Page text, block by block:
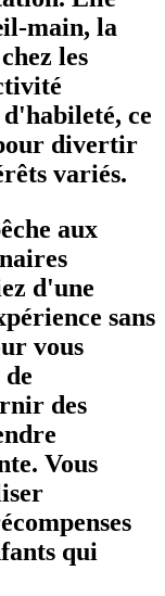
main, la
les
d'habileté, ce
divertir
variés.
aux
d'une
sans
vous
des
Vous
qui